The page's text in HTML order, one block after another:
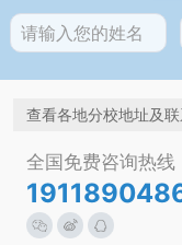
查看各地分校地址及
全国免费咨询热线